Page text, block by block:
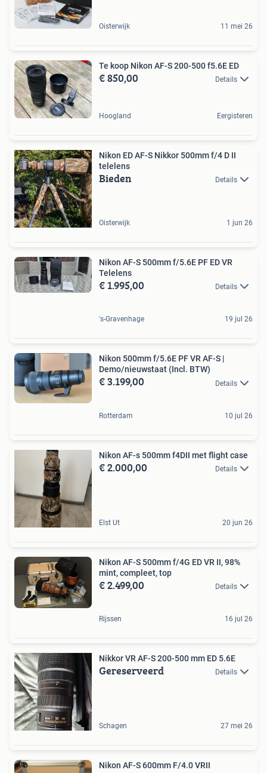
Oisterwijk 11 mei 26
Te koop Nikon AF-S 200-500 f5.6E ED
€ 850,00 Details
Hoogland Eergisteren
Nikon ED AF-S Nikkor 500mm f/4 D II
telelens
Bieden Details
Oisterwijk 1 jun 26
Nikon AF-S 500mm f/5.6E PF ED VR
Telelens
€ 1.995,00 Details
's-Gravenhage 19 jul 26
Nikon 500mm f/5.6E PF VR AF-S |
Demo/nieuwstaat (Incl. BTW)
€ 3.199,00 Details
Rotterdam 10 jul 26
Nikon AF-s 500mm f4DII met flight case
€ 2.000,00 Details
Elst Ut 20 jun 26
Nikon AF-S 500mm f/4G ED VR II, 98%
mint, compleet, top
€ 2.499,00 Details
Rijssen 16 jul 26
Nikkor VR AF-S 200-500 mm ED 5.6E
Gereserveerd Details
Schagen 27 mei 26
Nikon AF-S 600mm F/4.0 VRII